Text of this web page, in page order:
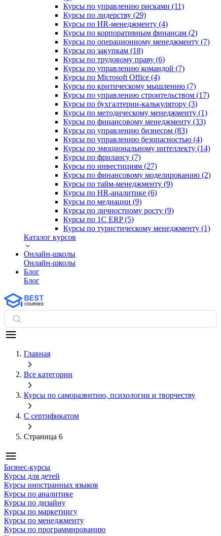
Курсы по управлению рисками (11)
Курсы по лидерству (29)
Курсы по HR-менеджменту (4)
Курсы по корпоративным финансам (2)
Курсы по операционному менеджменту (7)
Курсы по закупкам (18)
Курсы по трудовому праву (6)
Курсы по управлению командой (7)
Курсы по Microsoft Office (4)
Курсы по критическому мышлению (7)
Курсы по управлению строительством (17)
Курсы по бухгалтерии-калькулятору (3)
Курсы по методическому менеджменту (1)
Курсы по финансовому менеджменту (33)
Курсы по управлению бизнесом (83)
Курсы по управлению безопасностью (4)
Курсы по эмоциональному интеллекту (14)
Курсы по фрилансу (7)
Курсы по инвестициям (27)
Курсы по финансовому моделированию (2)
Курсы по тайм-менеджменту (9)
Курсы по HR-аналитике (6)
Курсы по медиации (9)
Курсы по личностному росту (9)
Курсы по 1С ERP (5)
Курсы по туристическому менеджменту (1)
Каталог курсов
Онлайн-школы
Онлайн-школы
Блог
Блог
Главная
Все категории
Курсы по саморазвитию, психологии и творчеству
С сертификатом
Страница 6
Бизнес-курсы
Курсы для детей
Курсы иностранных языков
Курсы по аналитике
Курсы по дизайну
Курсы по маркетингу
Курсы по менеджменту
Курсы по программированию